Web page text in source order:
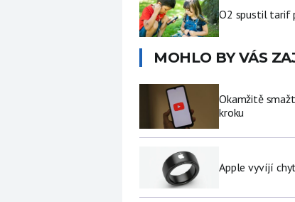
O2 spustil tarif
MOHLO BY VÁS
Okamžitě
kroku
Apple vyvíjí